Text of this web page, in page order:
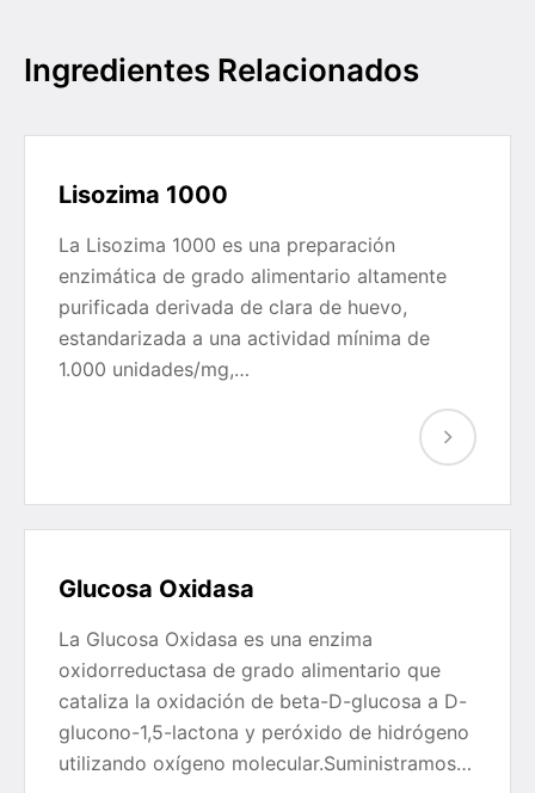
Ingredientes Relacionados
Lisozima 1000
La Lisozima 1000 es una preparación
enzimática de grado alimentario altamente
purificada derivada de clara de huevo,
estandarizada a una actividad mínima de
1.000 unidades/mg,…
Glucosa Oxidasa
La Glucosa Oxidasa es una enzima
oxidorreductasa de grado alimentario que
cataliza la oxidación de beta-D-glucosa a D-
glucono-1,5-lactona y peróxido de hidrógeno
utilizando oxígeno molecular.Suministramos…